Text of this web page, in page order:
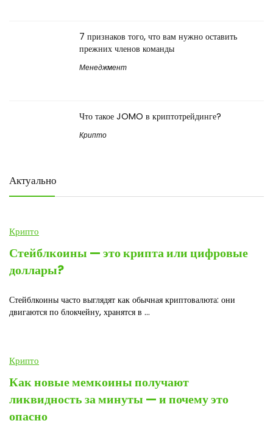
7 признаков того, что вам нужно оставить
прежних членов команды
Менеджмент
Что такое JOMO в криптотрейдинге?
Крипто
Актуально
Крипто
Стейблкоины — это крипта или цифровые
доллары?
Стейблкоины часто выглядят как обычная криптовалюта: они
двигаются по блокчейну, хранятся в ...
Крипто
Как новые мемкоины получают
ликвидность за минуты — и почему это
опасно